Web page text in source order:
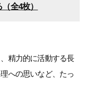
全4枚）
精力的に活動する長
への思いなど、たっ